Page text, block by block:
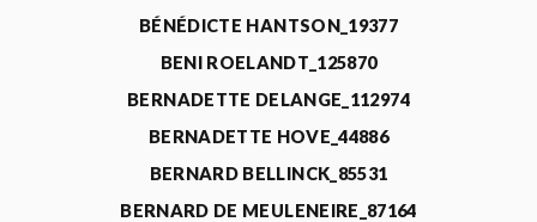
BÉNÉDICTE HANTSON_19377
BENI ROELANDT_125870
BERNADETTE DELANGE_112974
BERNADETTE HOVE_44886
BERNARD BELLINCK_85531
BERNARD DE MEULENEIRE_87164